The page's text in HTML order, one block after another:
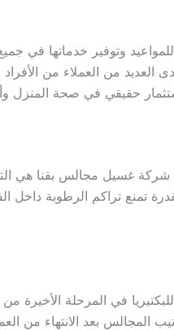
وتوفير خدماتها في
العديد من العملاء من
حقيقي في صحة المنزل
غسيل مجالس بقنا هي
تمنع تراكم الرطوبة داخل
في المرحلة الأخيرة
المجالس بعد الانتهاء من